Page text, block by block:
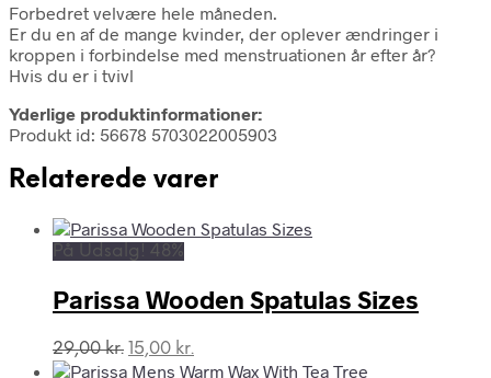
Forbedret velvære hele måneden.
Er du en af de mange kvinder, der oplever ændringer i
kroppen i forbindelse med menstruationen år efter år?
Hvis du er i tvivl
Yderlige produktinformationer:
Produkt id: 56678 5703022005903
Relaterede varer
På Udsalg! 48%
Parissa Wooden Spatulas Sizes
29,00kr. Den
oprindelige
15,00 kr.
aktuelle